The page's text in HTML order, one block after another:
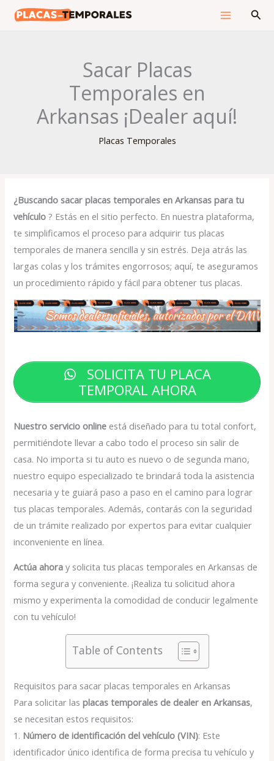
Sacar Placas
Temporales en
Arkansas ¡Dealer aquí!
Placas Temporales
¿Buscando sacar placas temporales en Arkansas para tu
vehículo? Estás en el sitio perfecto. En nuestra plataforma,
te simplificamos el proceso para adquirir tus placas
temporales de manera sencilla y sin estrés. Deja atrás las
largas colas y los trámites engorrosos; aquí, te aseguramos
un procedimiento rápido y fácil para obtener tus placas.
SOLICITA TU PLACA
TEMPORAL AHORA
Nuestro servicio online está diseñado para tu total confort,
permitiéndote llevar a cabo todo el proceso sin salir de
casa. No importa si tu auto es nuevo o de segunda mano,
nuestro equipo especializado te brindará toda la asistencia
necesaria y te guiará paso a paso en el camino para lograr
tus placas temporales. Además, contarás con la seguridad
de un trámite realizado por expertos para evitar cualquier
inconveniente en línea.
Actúa ahora y solicita tus placas temporales en Arkansas de
forma segura y conveniente. ¡Realiza tu solicitud ahora
mismo y experimenta la comodidad de conducir legalmente
con tu vehículo!
Table of Contents
Requisitos para sacar placas temporales en Arkansas
Para solicitar lasplacas temporales de dealer en Arkansas,
se necesitan estos requisitos:
1. Número de identificación del vehículo (VIN): Este
identificador único identifica de forma precisa tu vehículo y